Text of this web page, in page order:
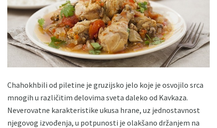
Chahokhbili od piletine je gruzijsko jelo koje je osvojilo srca
mnogih u različitim delovima sveta daleko od Kavkaza.
Neverovatne karakteristike ukusa hrane, uz jednostavnost
njegovog izvođenja, u potpunosti je olakšano držanjem na